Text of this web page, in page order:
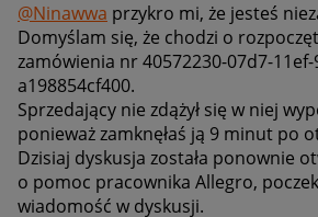
@Ninawwa przykro mi, że jesteś
Domyślam się, że chodzi o
zamówienia nr 40572230-07d7-11ef-
a198854cf400.
Sprzedający nie zdążył się w niej
ponieważ zamknęłaś ją 9 minut po
Dzisiaj dyskusja została ponownie
o pomoc pracownika Allegro,
wiadomość w dyskusji.